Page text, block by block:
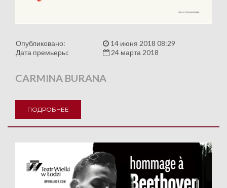
Опубликовано:
14 июня 2018 08:29
Дата премьеры:
24 марта 2018
CARMINA BURANA
ПОДРОБНЕЕ